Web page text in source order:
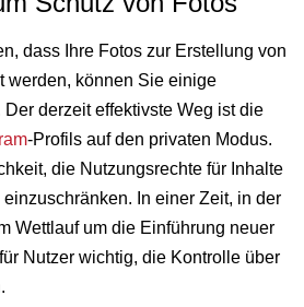
dass Ihre Fotos zur Erstellung von
werden, können Sie einige
derzeit effektivste Weg ist die
-Profils auf den privaten Modus.
die Nutzungsrechte für Inhalte
In einer Zeit, in der
Wettlauf um die Einführung neuer
Nutzer wichtig, die Kontrolle über